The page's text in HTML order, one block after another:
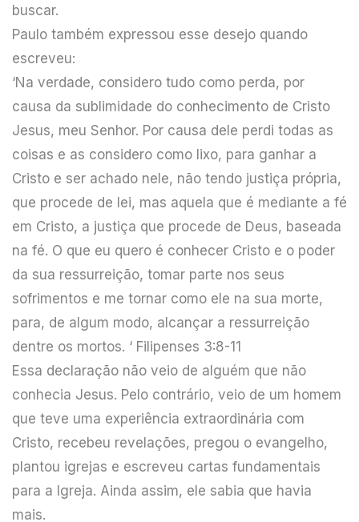
buscar.
Paulo também expressou esse desejo quando
escreveu:
‘Na verdade, considero tudo como perda, por
causa da sublimidade do conhecimento de Cristo
Jesus, meu Senhor. Por causa dele perdi todas as
coisas e as considero como lixo, para ganhar a
Cristo e ser achado nele, não tendo justiça própria,
que procede de lei, mas aquela que é mediante a fé
em Cristo, a justiça que procede de Deus, baseada
na fé. O que eu quero é conhecer Cristo e o poder
da sua ressurreição, tomar parte nos seus
sofrimentos e me tornar como ele na sua morte,
para, de algum modo, alcançar a ressurreição
dentre os mortos. ‘ Filipenses 3:8-11
Essa declaração não veio de alguém que não
conhecia Jesus. Pelo contrário, veio de um homem
que teve uma experiência extraordinária com
Cristo, recebeu revelações, pregou o evangelho,
plantou igrejas e escreveu cartas fundamentais
para a Igreja. Ainda assim, ele sabia que havia
mais.